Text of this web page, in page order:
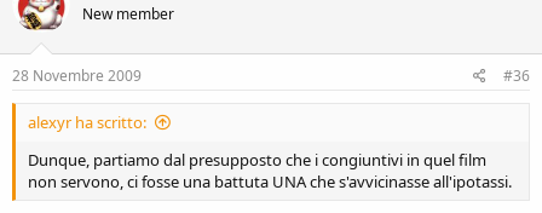
New member
28 Novembre 2009 #36
alexyr ha scritto:
Dunque, partiamo dal presupposto che i congiuntivi in quel film
non servono, ci fosse una battuta UNA che s'avvicinasse all'ipotassi.